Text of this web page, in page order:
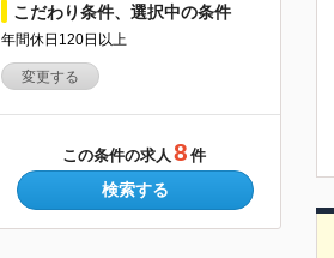
こだわり条件、選択中の条件
年間休日120日以上
変更する
この条件の求人 8 件
検索する